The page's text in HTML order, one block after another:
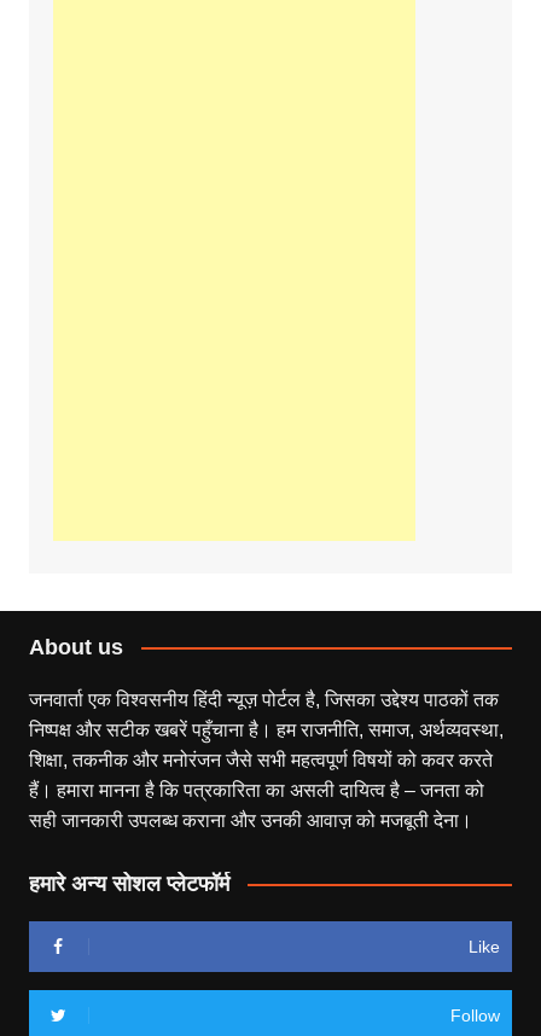
About us
जनवार्ता एक विश्वसनीय हिंदी न्यूज़ पोर्टल है, जिसका उद्देश्य पाठकों तक
निष्पक्ष और सटीक खबरें पहुँचाना है। हम राजनीति, समाज, अर्थव्यवस्था,
शिक्षा, तकनीक और मनोरंजन जैसे सभी महत्वपूर्ण विषयों को कवर करते
हैं। हमारा मानना है कि पत्रकारिता का असली दायित्व है – जनता को
सही जानकारी उपलब्ध कराना और उनकी आवाज़ को मजबूती देना।
हमारे अन्य सोशल प्लेटफॉर्म
Like
Follow